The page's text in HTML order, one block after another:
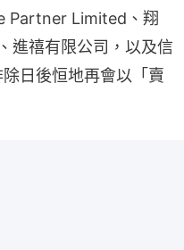
Partner Limited、翔
進禧有限公司，以及信
日後恒地再會以「賣